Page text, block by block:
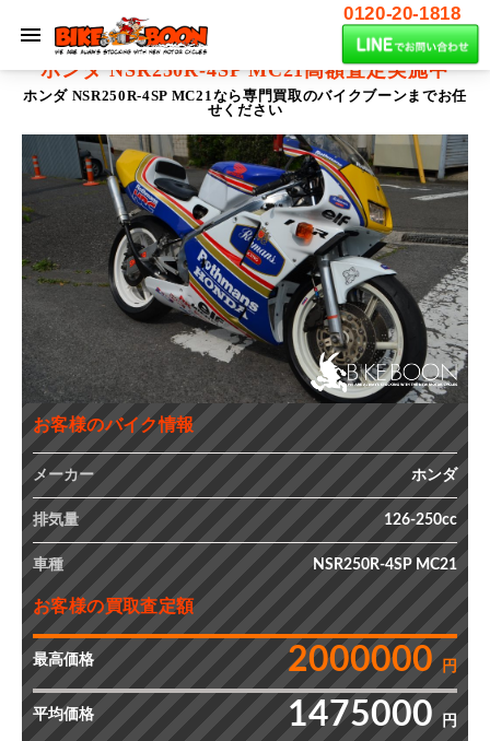
0120-20-1818
ホンダ NSR250R-4SP MC21高額査定実施中
ホンダ NSR250R-4SP MC21なら専門買取のバイクブーンまでお任
せください
お客様のバイク情報
メーカー ホンダ
排気量 126-250cc
車種 NSR250R-4SP MC21
お客様の買取査定額
最高価格 2000000 円
平均価格 1475000 円